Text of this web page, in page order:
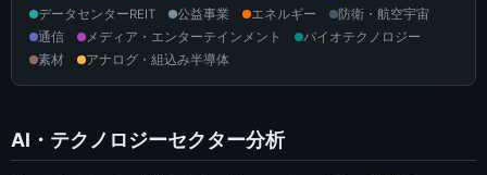
データセンターREIT
公益事業 エネルギー
防衛・航空宇宙
通信
メディア・エンターテインメント
バイオテクノロジー
素材
アナログ・組込み半導体
AI・テクノロジーセクター分析